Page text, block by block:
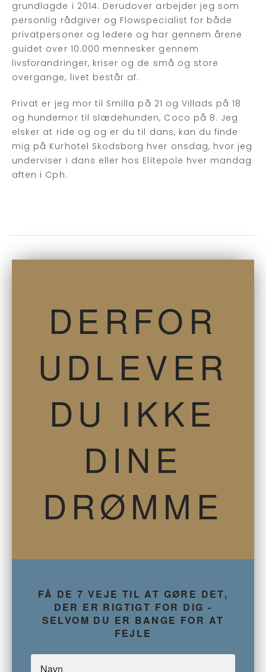
grundlagde i 2014. Derudover arbejder jeg som
personlig rådgiver og Flowspecialist for både
privatpersoner og ledere og har gennem årene
guidet over 10.000 mennesker gennem
livsforandringer, kriser og de små og store
overgange, livet består af.
Privat er jeg mor til Smilla på 21 og Villads på 18
og hundemor til slædehunden, Coco på 8. Jeg
elsker at ride og og er du til dans, kan du finde
mig på Kurhotel Skodsborg hver onsdag, hvor jeg
underviser i dans eller hos Elitepole hver mandag
aften i Cph.
DERFOR
UDLEVER
DU IKKE
DINE
DRØMME
FÅ DE 7 VEJE TIL AT GØRE DET,
DER ER RIGTIGT FOR DIG -
SELVOM DU ER BANGE FOR AT
FEJLE